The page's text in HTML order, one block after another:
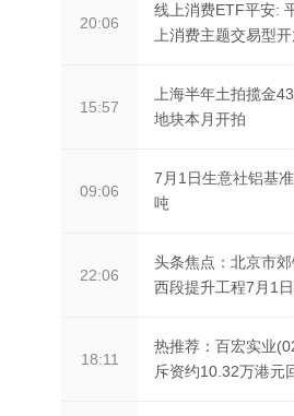
20:06
线上消费ETF平安:
上消费主题交易型
15:57
上海半年土拍揽金
地块本月开拍
09:06
7月1日生意社铝基
吨
22:06
头条焦点：北京市
西段提升工程7月1
18:11
热推荐：百宏实业
斥资约10.32万港元